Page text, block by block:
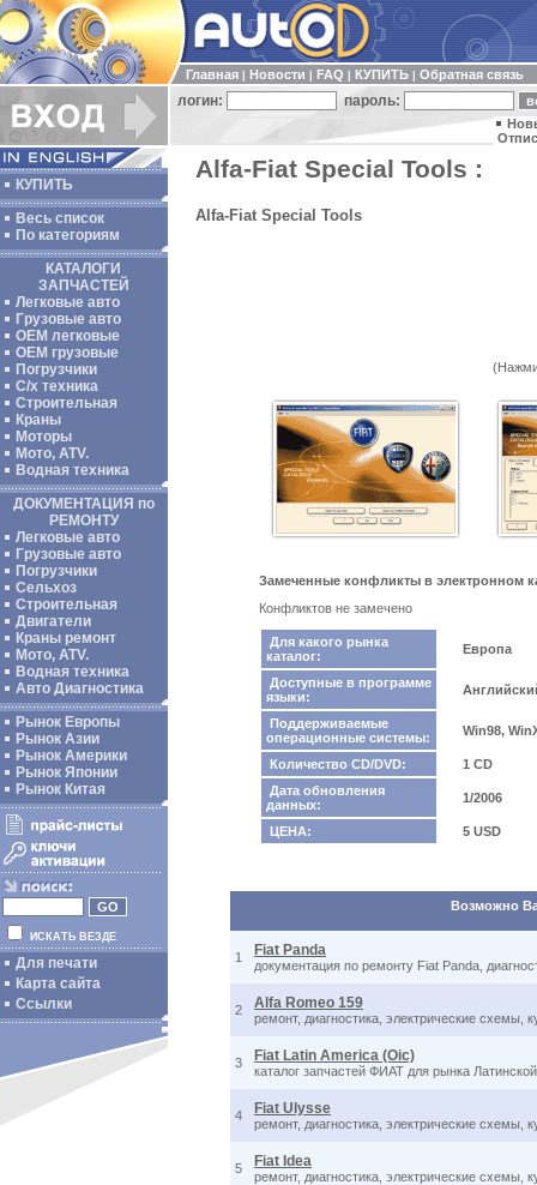
Главная Новости FAQ КУПИТЬ Обратная связь
логин: пароль:
КУПИТЬ
Весь список
По категориям
КАТАЛОГИ
ЗАПЧАСТЕЙ
Легковые авто
Грузовые авто
ОЕМ легковые
OEM грузовые
Погрузчики
С/х техника
Строительная
Краны
Моторы
Мото, ATV.
Водная техника
ДОКУМЕНТАЦИЯ по
РЕМОНТУ
Легковые авто
Грузовые авто
Погрузчики
Сельхоз
Строительная
Двигатели
Краны ремонт
Мото, ATV.
Водная техника
Авто Диагностика
Рынок Европы
Рынок Азии
Рынок Америки
Рынок Японии
Рынок Китая
ИСКАТЬ ВЕЗДЕ
Для печати
Карта сайта
Ссылки
Alfa-Fiat Special Tools :
Alfa-Fiat Special Tools
Замеченные конфликты в электронном
Конфликтов не замечено
Для какого рынка
каталог:
Европа
Доступные в программе
языки:
Поддерживаемые
операционные системы:
Win98,
Количество CD/DVD:
1 CD
Дата обновления
данных:
1/2006
ЦЕНА: 5 USD
Возможно
1 Fiat Panda
документация по ремонту Fiat Panda,
2 Alfa Romeo 159
ремонт, диагностика, электрические схемы,
3 Fiat Latin America (Oic)
каталог запчастей ФИАТ для рынка
4 Fiat Ulysse
ремонт, диагностика, электрические схемы,
5 Fiat Idea
ремонт, диагностика, электрические схемы,